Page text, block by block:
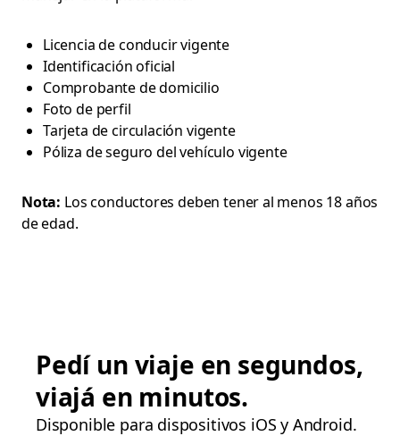
Licencia de conducir vigente
Identificación oficial
Comprobante de domicilio
Foto de perfil
Tarjeta de circulación vigente
Póliza de seguro del vehículo vigente
Nota: Los conductores deben tener al menos 18 años
de edad.
Pedí un viaje en segundos,
viajá en minutos.
Disponible para dispositivos iOS y Android.